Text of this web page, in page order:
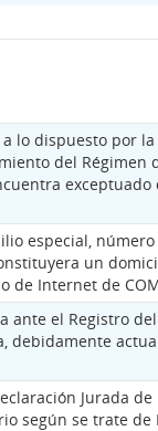
lo dispuesto por la
del Régimen
especial,
un
Internet de
ante el Registro
debidamente
Jurada
según se trate de